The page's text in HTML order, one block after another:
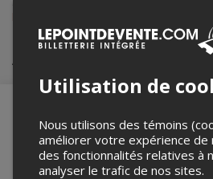
Achat de billets
Merci de confirmer que
robot ci-
Utilisation de
Nous utilisons des témoins
améliorer votre expérience de
des fonctionnalités relatives à
analyser le trafic de nos sites.